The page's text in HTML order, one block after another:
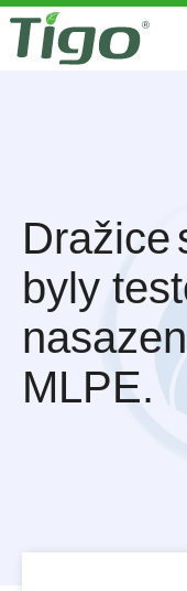
Dražice
byly
MLPE.